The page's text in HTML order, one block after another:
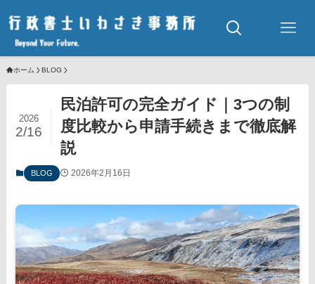
ホーム BLOG
民泊許可の完全ガイド｜3つの制
度比較から申請手続きまで徹底解
説
2026
2/16
BLOG 2026年2月16日